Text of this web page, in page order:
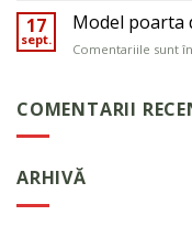
17
sept.
Model poarta
Comentariile sunt
COMENTARII
ARHIVĂ